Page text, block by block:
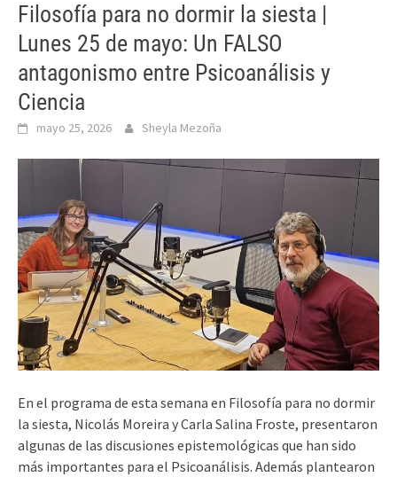
Filosofía para no dormir la siesta |
Lunes 25 de mayo: Un FALSO
antagonismo entre Psicoanálisis y
Ciencia
mayo 25, 2026 Sheyla Mezoña
En el programa de esta semana en Filosofía para no dormir
la siesta, Nicolás Moreira y Carla Salina Froste, presentaron
algunas de las discusiones epistemológicas que han sido
más importantes para el Psicoanálisis. Además plantearon